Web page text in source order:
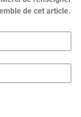
de cet article.